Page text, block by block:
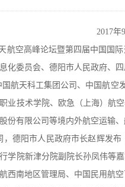
2017年
空高峰论坛暨第四届中国国际
化委员会、德阳市人民政府、
天科工集团公司、中国航空
业技术学院、欧急（上海）航
份有限公司等境内外航空运输
阳市人民政府市长赵辉发布
学院新津分院副院长孙凤伟等
西南地区管理局、中国民用航